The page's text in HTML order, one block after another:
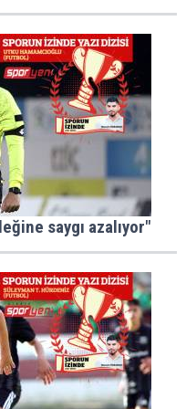
saygı azalıyor"